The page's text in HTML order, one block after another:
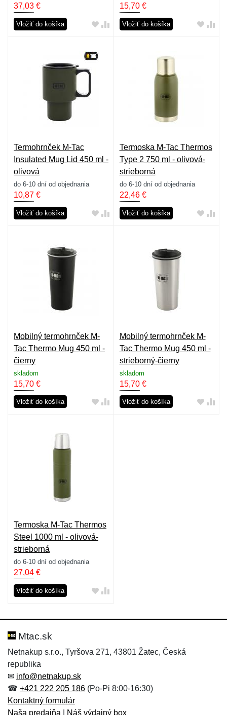
37,03 €
Vložiť do košíka
15,70€
Vložiť do košíka
Termohrnček M-Tac
Insulated Mug Lid 450 ml -
olivová
do 6-10 dní od objednania
10,87 €
Vložiť do košíka
Termoska M-Tac Thermos
Type 2 750 ml - olivová-
strieborná
do 6-10 dní od objednania
22,46€
Vložiť do košíka
Mobilný termohrnček M-
Tac Thermo Mug 450 ml -
čierny
skladom
15,70 €
Vložiť do košíka
Mobilný termohrnček M-
Tac Thermo Mug 450 ml -
strieborný-čierny
skladom
15,70€
Vložiť do košíka
Termoska M-Tac Thermos
Steel 1000 ml - olivová-
strieborná
do 6-10 dní od objednania
27,04 €
Vložiť do košíka
Mtac.sk
Netnakup s.r.o., Tyršova 271, 43801 Žatec, Česká
republika
✉ info@netnakup.sk
☎ +421 222 205 186 (Po-Pi 8:00-16:30)
Kontaktný formulár
Naša predajňa
Náš výdajný box